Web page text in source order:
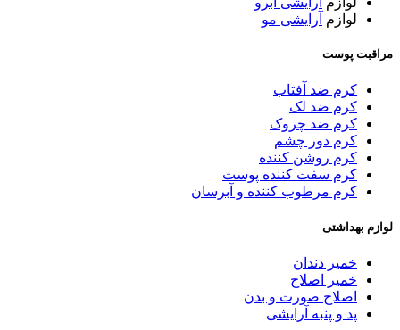
لوازم آرایشی مو
مراقبت پوست
کرم ضد آفتاب
کرم ضد لک
کرم ضد چروک
کرم دور چشم
کرم روشن کننده
کرم سفت کننده پوست
کرم مرطوب کننده و آبرسان
لوازم بهداشتی
خمیر دندان
خمیر اصلاح
اصلاح صورت و بدن
پد و پنبه آرایشی